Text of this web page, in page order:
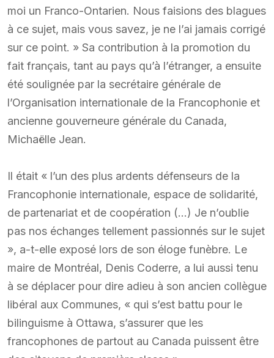
moi un Franco-Ontarien. Nous faisions des blagues
à ce sujet, mais vous savez, je ne l’ai jamais corrigé
sur ce point. » Sa contribution à la promotion du
fait français, tant au pays qu’à l’étranger, a ensuite
été soulignée par la secrétaire générale de
l’Organisation internationale de la Francophonie et
ancienne gouverneure générale du Canada,
Michaëlle Jean.
Il était « l’un des plus ardents défenseurs de la
Francophonie internationale, espace de solidarité,
de partenariat et de coopération (…) Je n’oublie
pas nos échanges tellement passionnés sur le sujet
», a-t-elle exposé lors de son éloge funèbre. Le
maire de Montréal, Denis Coderre, a lui aussi tenu
à se déplacer pour dire adieu à son ancien collègue
libéral aux Communes, « qui s’est battu pour le
bilinguisme à Ottawa, s’assurer que les
francophones de partout au Canada puissent être